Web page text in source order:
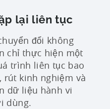
lại liên tục
đổi không
chỉ thực hiện một
trình liên tục bao
rút kinh nghiệm và
dữ liệu hành vi
dùng.